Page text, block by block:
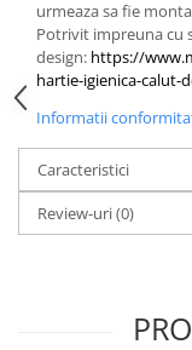
urmeaza sa fie
Potrivit impreuna cu
design: https://
hartie-igienica-calut-
Informatii
Caracteristici
Review-uri(0)